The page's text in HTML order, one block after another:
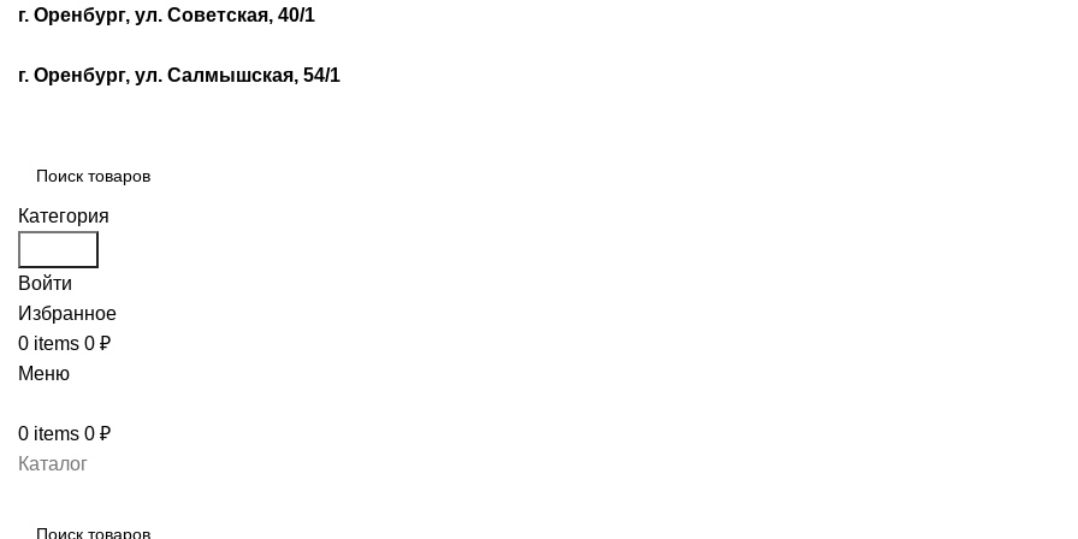
г. Оренбург, ул. Советская, 40/1
г. Оренбург, ул. Салмышская, 54/1
Категория
Войти
Избранное
0 items 0 ₽
Меню
0 items 0 ₽
Каталог